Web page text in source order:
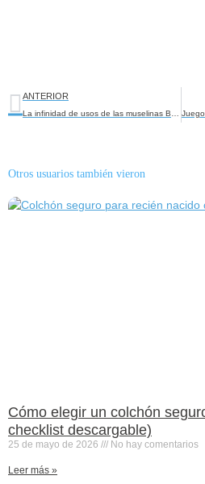
Ant
ANTERIOR
Otros usuarios también vieron
Cómo elegir un colchón
checklist descargable)
25 de mayo de 2026 No hay comentarios
Leer más »